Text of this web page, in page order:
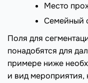
Место
Семейный
Поля для
понадобятся для
примере ниже
и вид мероприятия,